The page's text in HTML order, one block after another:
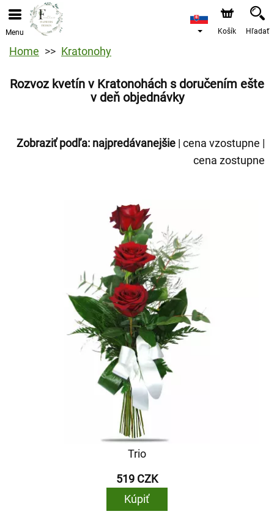
Menu Košík Hľadať
Home Kratonohy
Rozvoz kvetín v Kratonohách s doručením ešte
v deň objednávky
Zobraziť podľa: najpredávanejšie | cena vzostupne |
cena zostupne
Trio
519 CZK
Kúpiť